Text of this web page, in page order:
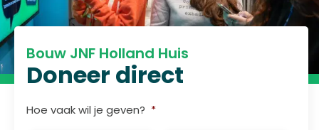
Bouw JNF Holland Huis
Doneer direct
Hoe vaak wil je geven? *